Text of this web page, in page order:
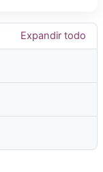
Expandir todo